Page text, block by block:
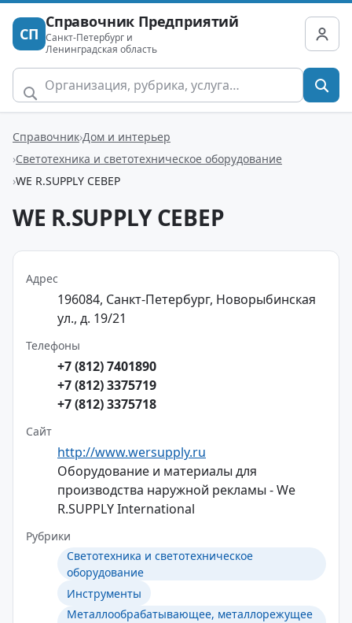
СП
Справочник Предприятий
Санкт-Петербург и
Ленинградская область
Справочник Дом и интерьер
Светотехника и светотехническое оборудование
WE R.SUPPLY СЕВЕР
WE R.SUPPLY СЕВЕР
Адрес
196084, Санкт-Петербург, Новорыбинская
ул., д. 19/21
Телефоны
+7 (812) 7401890
+7 (812) 3375719
+7 (812) 3375718
Сайт
http://www.wersupply.ru
Оборудование и материалы для
производства наружной рекламы - We
R.SUPPLY International
Рубрики
Светотехника и светотехническое
оборудование
Инструменты
Металлообрабатывающее, металлорежущее